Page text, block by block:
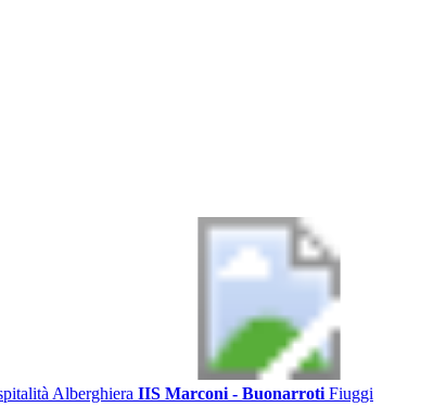
Alberghiera IIS Marconi - Buonarroti Fiuggi